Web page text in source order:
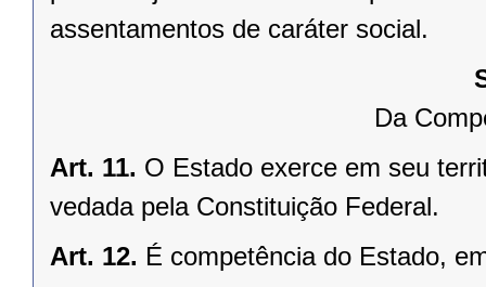
assentamentos de caráter social.
Da
Art. 11. O Estado exerce em seu
vedada pela Constituição Federal.
Art. 12. É competência do Estado,